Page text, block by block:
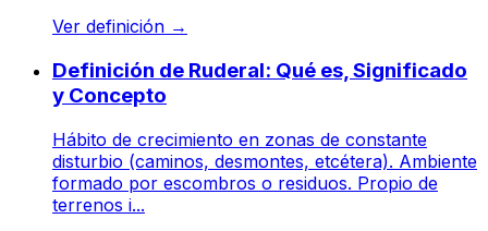
Ver definición →
Definición de Ruderal: Qué es, Significado
y Concepto
Hábito de crecimiento en zonas de constante
disturbio (caminos, desmontes, etcétera). Ambiente
formado por escombros o residuos. Propio de
terrenos i...